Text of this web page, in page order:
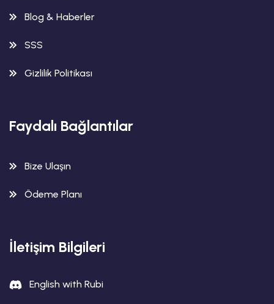
Blog & Haberler
SSS
Gizlilik Politikası
Faydalı Bağlantılar
Bize Ulaşın
Ödeme Planı
İletişim Bilgileri
English with Rubi